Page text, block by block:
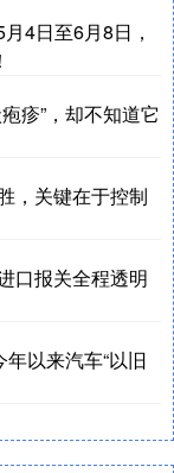
4日至6月8日，
疹”，却不知道它
，关键在于控制
口报关全程透明
以来汽车“以旧